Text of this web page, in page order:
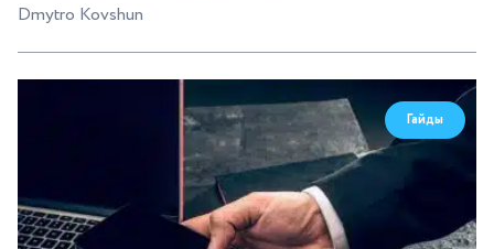
Dmytro Kovshun
Гайды